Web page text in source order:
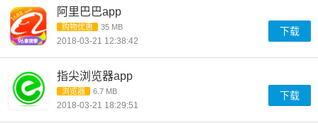
阿里巴巴app
购物优惠 35 MB
2018-03-21 12:38:42
下载
指尖浏览器app
浏览器 6.7 MB
2018-03-21 18:29:51
下载